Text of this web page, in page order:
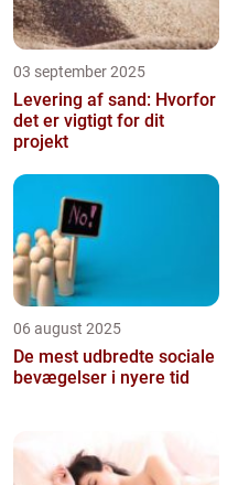
03 september 2025
Levering af sand: Hvorfor
det er vigtigt for dit
projekt
06 august 2025
De mest udbredte sociale
bevægelser i nyere tid